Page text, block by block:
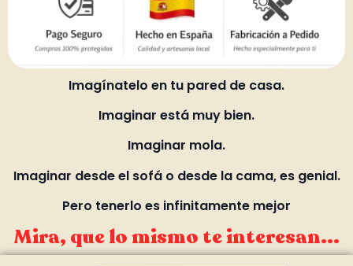
Imagínatelo en tu pared de casa.
Imaginar está muy bien.
Imaginar mola.
Imaginar desde el sofá o desde la cama, es genial.
Pero tenerlo es infinitamente mejor
Mira, que lo mismo te interesan...